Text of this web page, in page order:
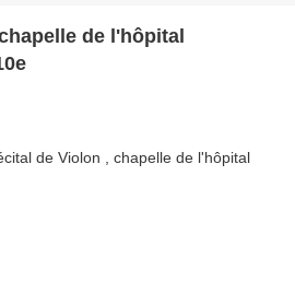
de l'hôpital